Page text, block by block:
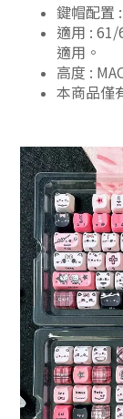
鍵帽配置
適用 :
適用。
高度 :
本商品僅